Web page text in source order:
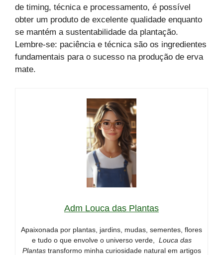
de timing, técnica e processamento, é possível
obter um produto de excelente qualidade enquanto
se mantém a sustentabilidade da plantação.
Lembre-se: paciência e técnica são os ingredientes
fundamentais para o sucesso na produção de erva
mate.
Adm Louca das Plantas
Apaixonada por plantas, jardins, mudas, sementes, flores
e tudo o que envolve o universo verde, Louca das
Plantastransformo minha curiosidade natural em artigos